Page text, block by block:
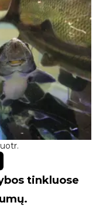
tinkluose